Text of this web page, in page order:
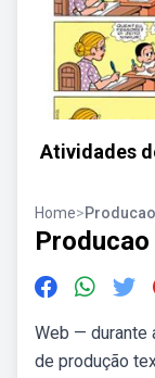
Atividades
Home>
Web — durante
de produção